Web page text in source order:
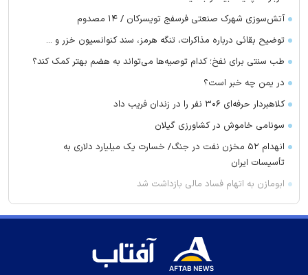
آتش‌سوزی شهرک صنعتی فرسفج تویسرکان / ۱۴ مصدوم
توضیح بقائی درباره مذاکرات، تنگه هرمز، سند کنوانسیون خزر و ...
طب سنتی برای نفخ؛ کدام توصیه‌ها می‌تواند به هضم بهتر کمک کند؟
در یمن چه خبر است؟
کلاهبردار حرفه‌ای ۳۰۶ نفر را در زندان فریب داد
سونامی خاموش در کشاورزی گیلان
انهدام ۵۲ مخزن نفت در جنگ/ خسارت یک میلیارد دلاری به
تأسیسات ایران
ابومازن به اتهام فساد مالی بازداشت شد
قیمت خودرو امروز ۱۹ مرداد ۱۴۰۵ / تارا ۳۵ میلیون تومان گران شد
پیام تبریک قالیباف، اژه ای و عارف به محسن رضایی
واکنش وزیر ارتباطات به حجم‌خوری اینترنت